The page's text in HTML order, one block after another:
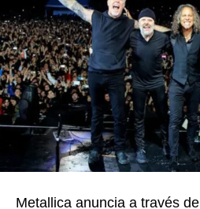
Metallica anuncia a través